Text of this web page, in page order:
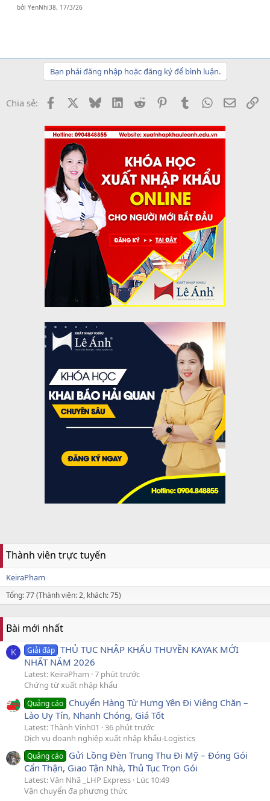
bởiYenNhi38, 17/3/26
Bạn phải đăng nhập hoặc đăng ký để bình luận.
Chia sẻ: Facebook BlueskyLinkedInReddit PinterestTumblrWhatsApp
Email
Thành viên trực tuyến
KeiraPham
Tổng: 77 (Thành viên: 2, khách: 75)
Bài mới nhất
K Giải đáp THỦ TỤC NHẬP KHẨU THUYỀN KAYAK MỚI
NHẤT NĂM 2026
Latest: KeiraPham 7 phút trước
Chứng từ xuất nhập khẩu
Quảng cáo Chuyển Hàng Từ Hưng Yên Đi Viêng Chăn –
Lào Uy Tín, Nhanh Chóng, Giá Tốt
Latest: Thành Vinh01
36 phút trước
Dịch vụ doanh nghiệp xuất nhập khẩu-Logistics
Quảng cáo Gửi Lồng Đèn Trung Thu Đi Mỹ – Đóng Gói
Cẩn Thận, Giao Tận Nhà, Thủ Tục Trọn Gói
Latest: Văn Nhã _LHP Express Lúc 10:49
Vận chuyển đa phương thức